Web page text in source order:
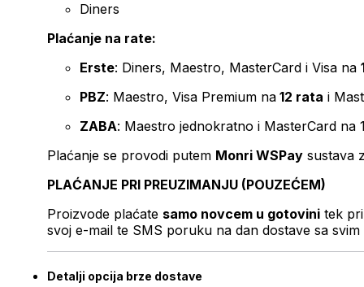
Diners
Plaćanje na rate:
Erste: Diners, Maestro, MasterCard i Visa na
PBZ: Maestro, Visa Premium na 12 rata i
ZABA: Maestro jednokratno i MasterCard na
Plaćanje se provodi putem Monri WSPay sustava
PLAĆANJE PRI PREUZIMANJU (POUZEĆEM)
Proizvode plaćate samo novcem u gotovini tek
svoj e-mail te SMS poruku na dan dostave sa svim
Detalji opcija brze dostave